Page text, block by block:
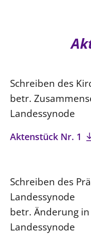
Schreiben des
betr.
Landessynode
Aktenstück Nr. 1
Schreiben des
Landessynode
betr. Änderung
Landessynode
Kollegium
Abteilungen des
Fachstelle
Gleichstellung
Datenschutz
Geschäftsstelle
Ökumene
Religionen
KLIMASCHUTZ
Mobilität
Naturschutz
Gebäude
Freie Stellen
Service für
Suche